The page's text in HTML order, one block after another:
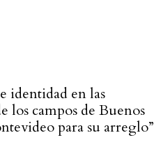
identidad en las
los campos de Buenos
para su arreglo”